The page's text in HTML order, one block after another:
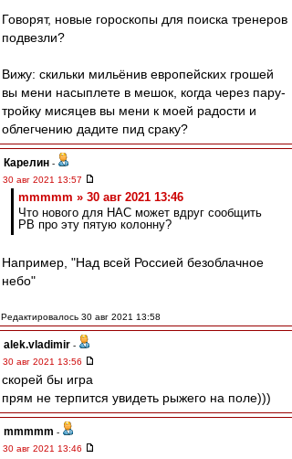
Говорят, новые гороскопы для поиска тренеров
подвезли?
Вижу: скильки мильёнив европейских грошей
вы мени насыплете в мешок, когда через пару-
тройку мисяцев вы мени к моей радости и
облегчению дадите пид сраку?
Карелин -
30 авг 2021 13:57
mmmmm » 30 авг 2021 13:46
Что нового для НАС может вдруг сообщить
РВ про эту пятую колонну?
Например, "Над всей Россией безоблачное
небо"
Редактировалось 30 авг 2021 13:58
alek.vladimir -
30 авг 2021 13:56
скорей бы игра
прям не терпится увидеть рыжего на поле)))
mmmmm -
30 авг 2021 13:46